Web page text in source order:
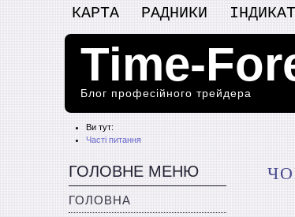
КАРТА РАДНИКИ
Time-
Блог професійного трейдера
Ви тут:
Часті питання
ГОЛОВНЕ МЕНЮ
ГОЛОВНА